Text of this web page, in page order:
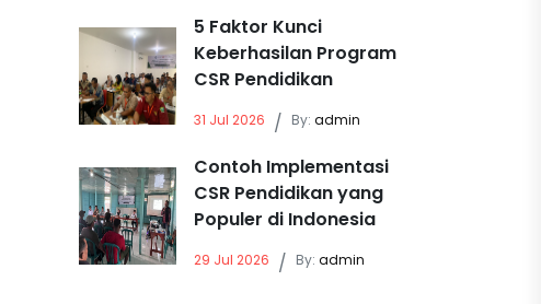
5 Faktor Kunci
Keberhasilan Program
CSR Pendidikan
31 Jul 2026 / By: admin
Contoh Implementasi
CSR Pendidikan yang
Populer di Indonesia
29 Jul 2026 / By: admin